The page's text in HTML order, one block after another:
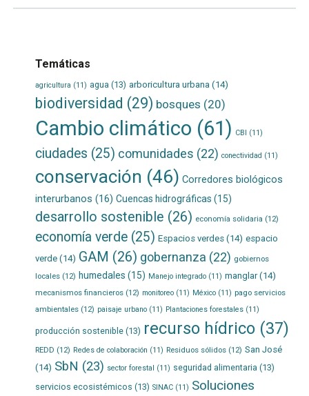
Temáticas
agricultura (11) agua (13) arboricultura urbana(14)
biodiversidad (29) bosques (20)
Cambio climático (61) CBI (11)
ciudades (25) comunidades (22) conectividad (11)
conservación (46) Corredores biológicos
interurbanos (16) Cuencas hidrográficas (15)
desarrollo sostenible (26) economía solidaria (12)
economía verde(25) Espacios verdes(14) espacio
verde(14) GAM (26) gobernanza (22) gobiernos
locales(12) humedales (15) Manejo integrado(11) manglar(14)
mecanismos financieros(12) monitoreo(11) México(11) pago servicios
ambientales(12) paisaje urbano(11) Plantaciones forestales(11)
producción sostenible(13) recurso hídrico(37)
REDD (12) Redes de colaboración (11) Residuos sólidos(12) San José
(14) SbN (23) sector forestal (11) seguridad alimentaria (13)
servicios ecosistémicos (13) SINAC(11) Soluciones